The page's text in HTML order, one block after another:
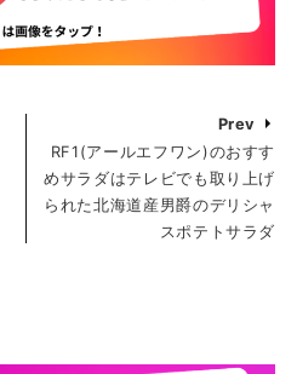
Prev
RF1(アールエフワン)のおすす
めサラダはテレビでも取り上げ
られた北海道産男爵のデリシャ
スポテトサラダ